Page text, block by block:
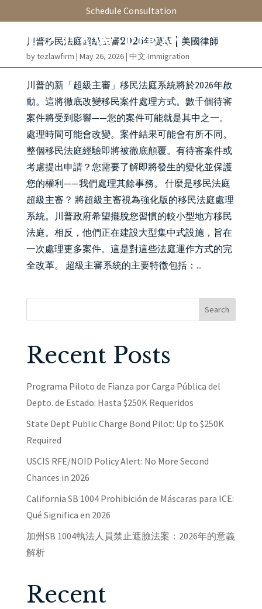
Schedule Consultation
川普移民法庭超級主審2026年變革 | 美國律師
bytezlawfirm | May 26, 2026| 中文-Immigration
川普的新「超級主審」移民法庭系統將於2026年啟
動。這將徹底改變移民案件處理方式。數千個待審
案件將受到影響——您的案件可能就是其中之一。
處理時間可能會改變。案件結果可能會有所不同。
整個移民法庭經驗即將被徹底顛覆。有待審案件或
考慮提出申請？您需要了解即將發生的變化並保護
您的權利——我們處理其餘事務。 什麼是移民法庭
超級主審？ 將超級主審視為強化版的移民法庭處理
系統。川普政府希望擺脫您習慣的較小型地方移民
法庭。相反，他們正在建設大型集中式設施，旨在
一次處理更多案件。這是對這些法庭運作方式的完
全改革。 超級主審系統的主要特徵包括：...
Search
Recent Posts
Programa Piloto de Fianza por Carga Pública del
Depto. de Estado: Hasta $250K Requeridos
State Dept Public Charge Bond Pilot: Up to $250K
Required
USCIS RFE/NOID Policy Alert: No More Second
Chances in 2026
California SB 1004 Prohibición de Máscaras para ICE:
Qué Significa en 2026
加州SB 1004執法人員禁止遮臉法案：2026年的意義
解析
Recent